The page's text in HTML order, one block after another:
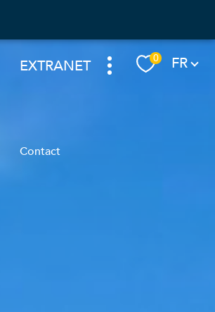
EXTRANET 0 Langue
FR
Contact